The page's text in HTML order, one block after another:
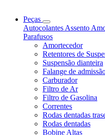
Peças
Autocolantes Assento
Parafusos
Amortecedor
Retentores de
Suspensão dianteira
Falange de
Carburador
Filtro de Ar
Filtro de Gasolina
Correntes
Rodas dentadas
Rodas dentadas
Bobine Altas